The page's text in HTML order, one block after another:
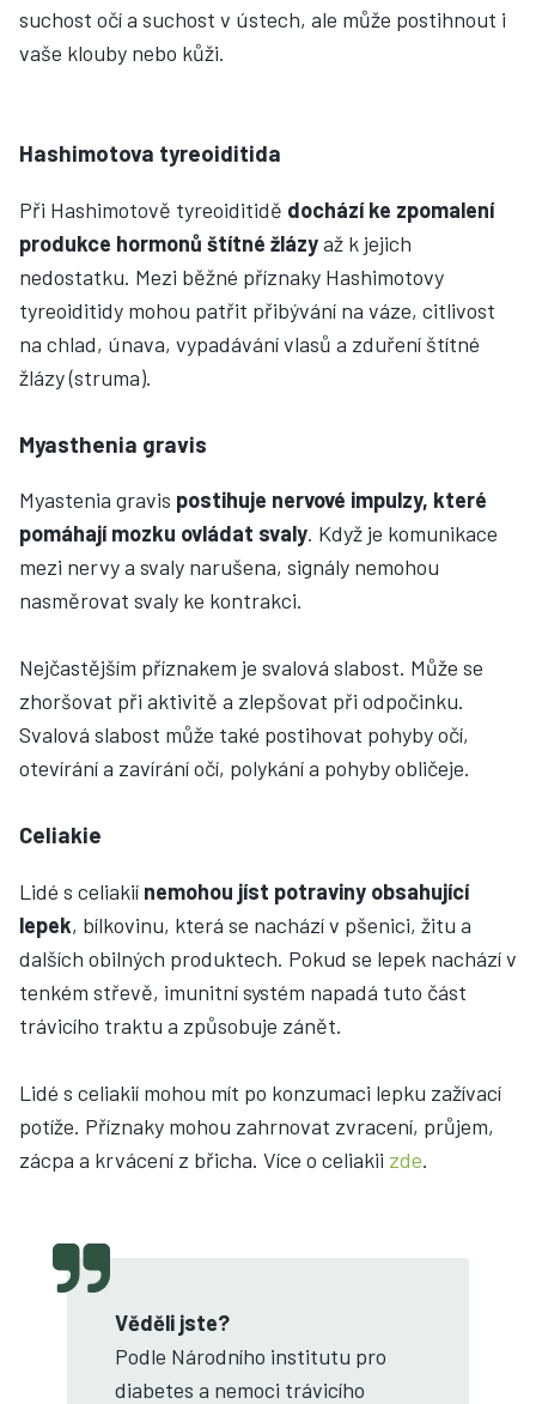
suchost očí a suchost v ústech, ale může postihnout i
vaše klouby nebo kůži.
Hashimotova tyreoiditida
Při Hashimotově tyreoiditidě dochází ke zpomalení
produkce hormonů štítné žlázyaž k jejich
nedostatku. Mezi běžné příznaky Hashimotovy
tyreoiditidy mohou patřit přibývání na váze, citlivost
na chlad, únava, vypadávání vlasů a zduření štítné
žlázy (struma).
Myasthenia gravis
Myastenia gravis postihuje nervové impulzy, které
pomáhají mozku ovládat svaly. Když je komunikace
mezi nervy a svaly narušena, signály nemohou
nasměrovat svaly ke kontrakci.
Nejčastějším příznakem je svalová slabost. Může se
zhoršovat při aktivitě a zlepšovat při odpočinku.
Svalová slabost může také postihovat pohyby očí,
otevírání a zavírání očí, polykání a pohyby obličeje.
Celiakie
Lidé s celiakií nemohou jíst potraviny obsahující
lepek, bílkovinu, která se nachází v pšenici, žitu a
dalších obilných produktech. Pokud se lepek nachází v
tenkém střevě, imunitní systém napadá tuto část
trávicího traktu a způsobuje zánět.
Lidé s celiakií mohou mít po konzumaci lepku zažívací
potíže. Příznaky mohou zahrnovat zvracení, průjem,
zácpa a krvácení z břicha. Více o celiakii zde.
Věděli jste?
Podle Národního institutu pro
diabetes a nemoci trávicího